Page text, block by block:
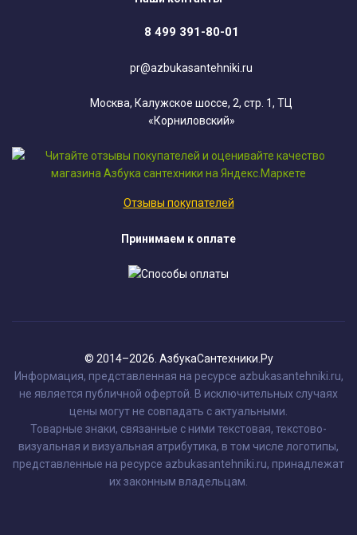
8 499 391-80-01
pr@azbukasantehniki.ru
Москва, Калужское шоссе, 2, стр. 1, ТЦ
«Корниловский»
Отзывы покупателей
Принимаем к оплате
© 2014–2026. АзбукаСантехники.Ру
Информация, представленная на ресурсе azbukasantehniki.ru,
не является публичной офертой. В исключительных случаях
цены могут не совпадать с актуальными.
Товарные знаки, связанные с ними текстовая, текстово-
визуальная и визуальная атрибутика, в том числе логотипы,
представленные на ресурсе azbukasantehniki.ru, принадлежат
их законным владельцам.